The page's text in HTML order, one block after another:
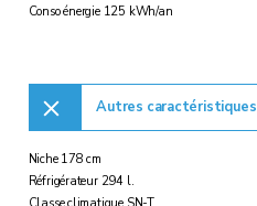
Conso énergie 125 kWh/an
Autres caractéristiques
Niche 178 cm
Réfrigérateur 294 l.